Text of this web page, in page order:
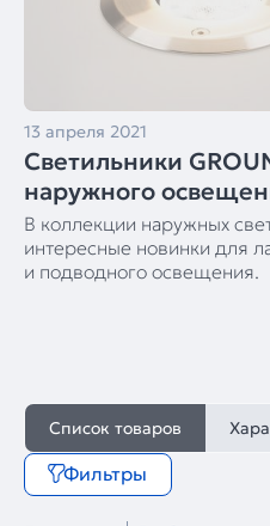
13 апреля 2021
Светильники
наружного
В коллекции наружных
интересные новинки для
и подводного освещения.
Список товаров
Фильтры